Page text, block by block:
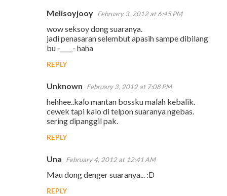
Melisoyjooy February 3, 2012 at 6:45 PM
wow seksoy dong suaranya.
jadi penasaran selembut apasih sampe dibilang
bu -____- haha
REPLY
Unknown February 3, 2012 at 7:08 PM
hehhee..kalo mantan bossku malah kebalik.
cewek tapi kalo di telpon suaranya ngebas.
sering dipanggil pak.
REPLY
Una February 4, 2012 at 12:41 AM
Mau dong denger suaranya... :D
REPLY